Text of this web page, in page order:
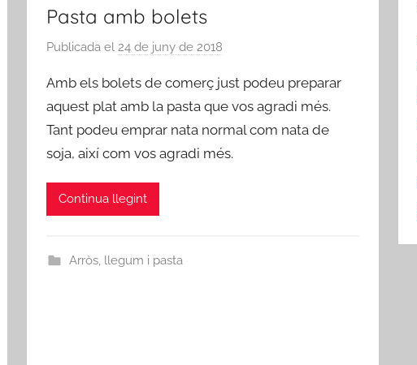
Pasta amb bolets
Publicada el 24 de juny de 2018
r
a
d
m
Amb els bolets de comerç just podeu preparar
aquest plat amb la pasta que vos agradi més.
Tant podeu emprar nata normal com nata de
soja, així com vos agradi més.
Continua llegint
Arròs, llegum i pasta